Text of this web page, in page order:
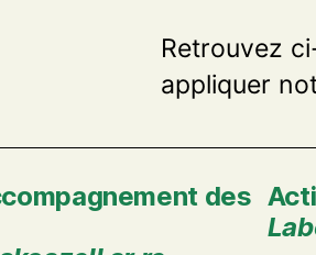
Retrouvez
appliquer
des